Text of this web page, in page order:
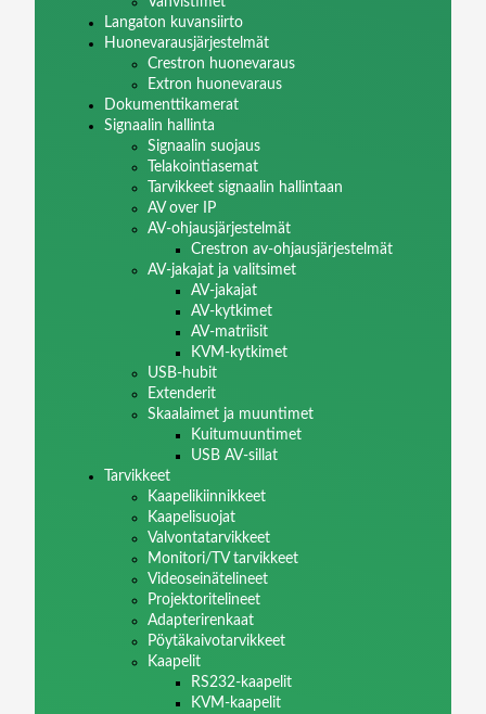
Langaton kuvansiirto
Huonevarausjärjestelmät
Crestron huonevaraus
Extron huonevaraus
Dokumenttikamerat
Signaalin hallinta
Signaalin suojaus
Telakointiasemat
Tarvikkeet signaalin hallintaan
AV over IP
AV-ohjausjärjestelmät
Crestron av-ohjausjärjestelmät
AV-jakajat ja valitsimet
AV-jakajat
AV-kytkimet
AV-matriisit
KVM-kytkimet
USB-hubit
Extenderit
Skaalaimet ja muuntimet
Kuitumuuntimet
USB AV-sillat
Tarvikkeet
Kaapelikiinnikkeet
Kaapelisuojat
Valvontatarvikkeet
Monitori/TV tarvikkeet
Videoseinätelineet
Projektoritelineet
Adapterirenkaat
Pöytäkaivotarvikkeet
Kaapelit
RS232-kaapelit
KVM-kaapelit